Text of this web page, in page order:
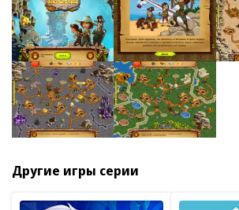
Другие игры серии